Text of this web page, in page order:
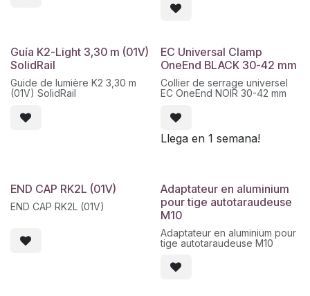
Guía K2-Light 3,30 m (01V)
SolidRail
Guide de lumière K2 3,30 m
(01V) SolidRail
EC Universal Clamp
OneEnd BLACK 30-42 mm
Collier de serrage universel
EC OneEnd NOIR 30-42 mm
Llega en 1 semana!
END CAP RK2L (01V)
END CAP RK2L (01V)
Adaptateur en aluminium
pour tige autotaraudeuse
M10
Adaptateur en aluminium pour
tige autotaraudeuse M10